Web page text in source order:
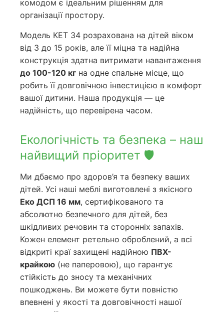
комодом є ідеальним рішенням для
організації простору.
Модель КЕТ 34 розрахована на дітей віком
від 3 до 15 років, але її міцна та надійна
конструкція здатна витримати навантаження
до 100-120 кг на одне спальне місце, що
робить її довговічною інвестицією в комфорт
вашої дитини. Наша продукція — це
надійність, що перевірена часом.
Екологічність та безпека – наш
найвищий пріоритет 🛡️
Ми дбаємо про здоров’я та безпеку ваших
дітей. Усі наші меблі виготовлені з якісного
Еко ДСП 16 мм, сертифікованого та
абсолютно безпечного для дітей, без
шкідливих речовин та сторонніх запахів.
Кожен елемент ретельно оброблений, а всі
відкриті краї захищені надійною ПВХ-
крайкою (не паперовою), що гарантує
стійкість до зносу та механічних
пошкоджень. Ви можете бути повністю
впевнені у якості та довговічності нашої